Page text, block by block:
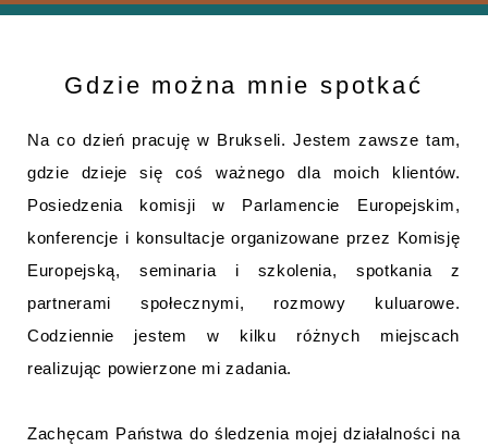
Gdzie można mnie spotkać
Na co dzień pracuję w Brukseli. Jestem zawsze tam,
gdzie dzieje się coś ważnego dla moich klientów.
Posiedzenia komisji w Parlamencie Europejskim,
konferencje i konsultacje organizowane przez Komisję
Europejską, seminaria i szkolenia, spotkania z
partnerami społecznymi, rozmowy kuluarowe.
Codziennie jestem w kilku różnych miejscach
realizując powierzone mi zadania.
Zachęcam Państwa do śledzenia mojej działalności na